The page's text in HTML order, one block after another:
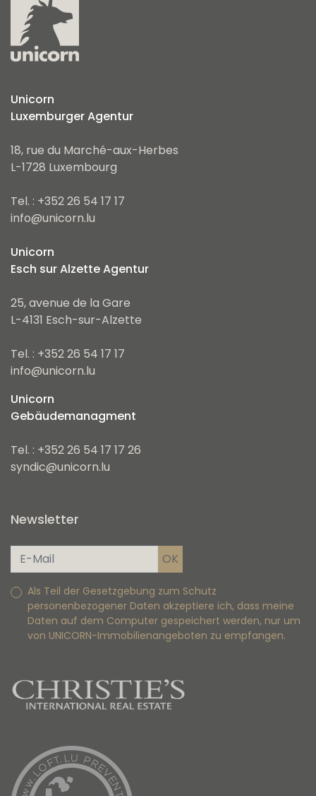
Unicorn
Luxemburger Agentur
18, rue du Marché-aux-Herbes
L-1728 Luxembourg
Tel. : +352 26 54 17 17
info@unicorn.lu
Unicorn
Esch sur Alzette Agentur
25, avenue de la Gare
L-4131 Esch-sur-Alzette
Tel. : +352 26 54 17 17
info@unicorn.lu
Unicorn
Gebäudemanagment
Tel. : +352 26 54 17 17 26
syndic@unicorn.lu
Newsletter
Als Teil der Gesetzgebung zum Schutz
personenbezogener Daten akzeptiere ich, dass meine
Daten auf dem Computer gespeichert werden, nur um
von UNICORN-Immobilienangeboten zu empfangen.